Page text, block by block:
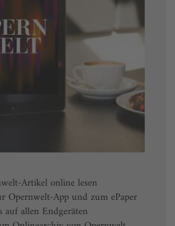
Artikel online lesen
Opernwelt-App und zum ePaper
auf allen Endgeräten